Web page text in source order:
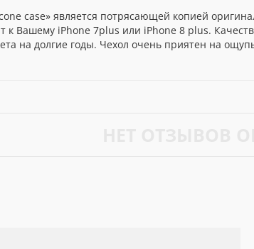
case» является потрясающей копией
к Вашему iPhone 7plus или iPhone 8 plus.
на долгие годы. Чехол очень приятен на